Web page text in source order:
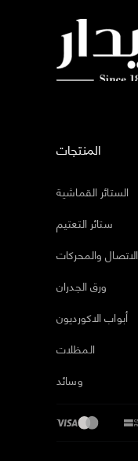
المنتجات
الستائر القماشية
ستائر التعتيم
الاتصال والمحركات
ورق الجدران
أبواب الاكورديون
المظلات
وسائد